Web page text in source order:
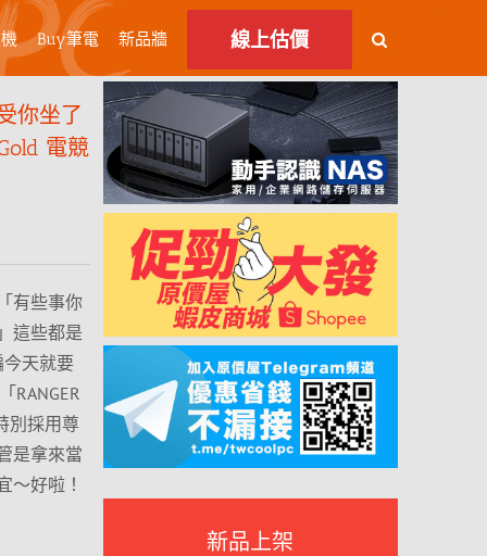
Buy筆電 新品牆 線上估價
你坐了
電競
有些事你
這些都是
天就要
RANGER
別採用尊
是拿來當
～好啦！
新品上架